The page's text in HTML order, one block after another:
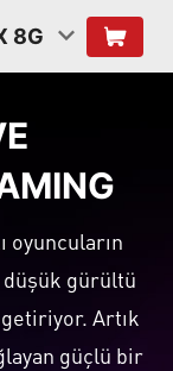
8G
oyuncuların
düşük gürültü
Artık
güçlü bir